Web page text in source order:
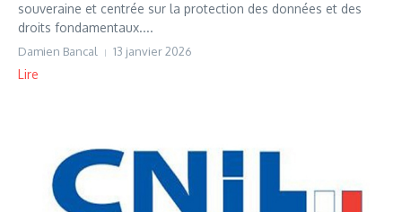
souveraine et centrée sur la protection des données et des
droits fondamentaux....
Damien Bancal 13 janvier 2026
Lire